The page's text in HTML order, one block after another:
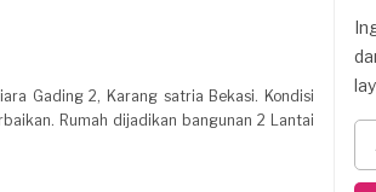
Gading 2, Karang satria Bekasi. Kondisi
Rumah dijadikan bangunan 2 Lantai